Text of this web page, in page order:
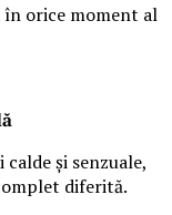
orice moment al
și senzuale,
diferită.